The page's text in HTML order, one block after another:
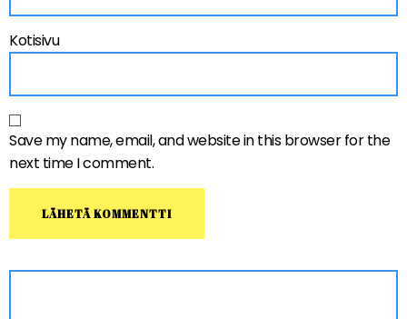
Kotisivu
Save my name, email, and website in this browser for the
next time I comment.